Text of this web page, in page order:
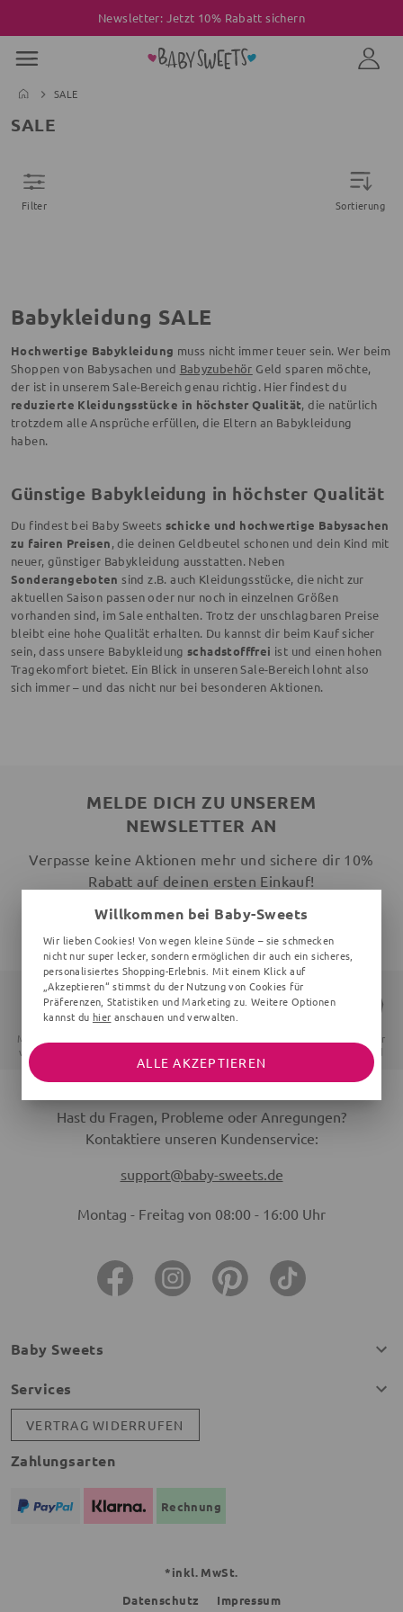
Newsletter: Jetzt 10% Rabatt sichern
SALE
SALE
Filter Sortierung
Babykleidung SALE
Hochwertige Babykleidung muss nicht immer teuer sein. Wer beim
Shoppen von Babysachen und Babyzubehör Geld sparen möchte,
der ist in unserem Sale-Bereich genau richtig. Hier findest du
reduzierte Kleidungsstücke in höchster Qualität, die natürlich
trotzdem alle Ansprüche erfüllen, die Eltern an Babykleidung
haben.
Günstige Babykleidung in höchster Qualität
Du findest bei Baby Sweets schicke und hochwertige Babysachen
zu fairen Preisen, die deinen Geldbeutel schonen und dein Kind mit
neuer, günstiger Babykleidung ausstatten. Neben
Sonderangeboten sind z.B. auch Kleidungsstücke, die nicht zur
aktuellen Saison passen oder nur noch in einzelnen Größen
vorhanden sind, im Sale enthalten. Trotz der unschlagbaren Preise
bleibt eine hohe Qualität erhalten. Du kannst dir beim Kauf sicher
sein, dass unsere Babykleidungschadstofffrei ist und einen hohen
Tragekomfort bietet. Ein Blick in unseren Sale-Bereich lohnt also
sich immer – und das nicht nur bei besonderen Aktionen.
MELDE DICH ZU UNSEREM
NEWSLETTER AN
Verpasse keine Aktionen mehr und sichere dir 10%
Rabatt auf deinen ersten Einkauf!
Mit Liebe
verpackt
Schneller
Versand
Hast du Fragen, Probleme oder Anregungen?
Kontaktiere unseren Kundenservice:
support@baby-sweets.de
Montag - Freitag von 08:00 - 16:00 Uhr
Baby Sweets
Services
VERTRAG WIDERRUFEN
Zahlungsarten
Rechnung
*inkl. MwSt.
Datenschutz
Impressum
Willkommen bei Baby-Sweets
Wir lieben Cookies! Von wegen kleine Sünde – sie schmecken
nicht nur super lecker, sondern ermöglichen dir auch ein sicheres,
personalisiertes Shopping-Erlebnis. Mit einem Klick auf
„Akzeptieren“ stimmst du der Nutzung von Cookies für
Präferenzen, Statistiken und Marketing zu. Weitere Optionen
kannst du hier anschauen und verwalten.
ALLE AKZEPTIEREN